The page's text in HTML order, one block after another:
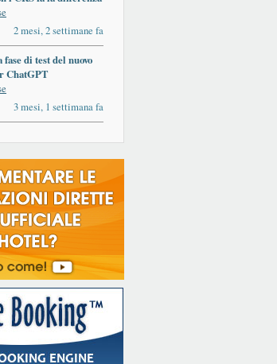
2 mesi, 2 settimane fa
di test del nuovo
ChatGPT
3 mesi, 1 settimana fa